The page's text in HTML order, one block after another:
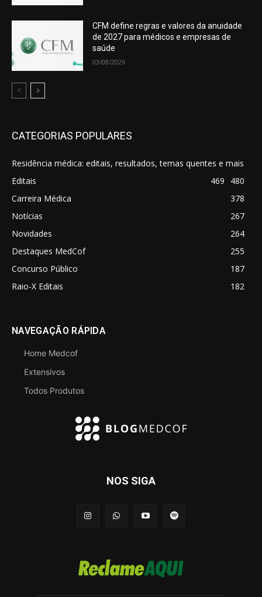
CFM define regras e valores da anuidade
de 2027 para médicos e empresas de
saúde
03/08/2026
CATEGORIAS POPULARES
Residência médica: editais, resultados, temas quentes e mais
480
Editais
469
Carreira Médica
378
Notícias
267
Novidades
264
Destaques MedCof
255
Concurso Público
187
Raio-X Editais
182
NAVEGAÇÃO RÁPIDA
Home Medcof
Extensivos
Todos Produtos
NOS SIGA